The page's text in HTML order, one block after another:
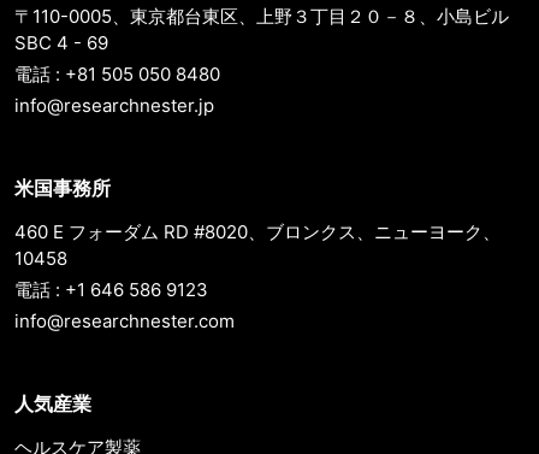
〒110-0005、東京都台東区、上野３丁目２０－８、小島ビル
SBC 4 - 69
電話 : +81 505 050 8480
info@researchnester.jp
米国事務所
460 E フォーダム RD #8020、ブロンクス、ニューヨーク、
10458
電話 : +1 646 586 9123
info@researchnester.com
人気産業
ヘルスケア製薬